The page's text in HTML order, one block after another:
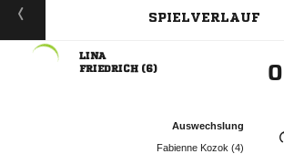
SPIELVERLAUF


 
Auswechslung
  